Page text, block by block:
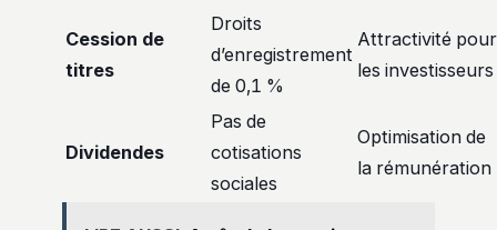
Cession de
titres
Droits
d’enregistrement
de 0,1 %
Attractivité pour
les investisseurs
Dividendes
Pas de
cotisations
sociales
Optimisation de
la rémunération